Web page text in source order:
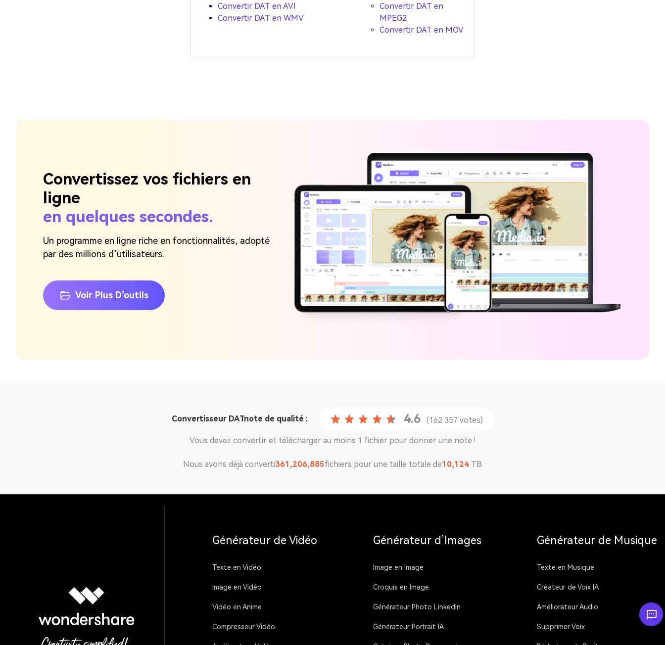
Convertir DAT en AVI
Convertir DAT en WMV
Convertir DAT en
MPEG2
Convertir DAT en MOV
Convertissez vos fichiers en
ligne
en quelques secondes.
Un programme en ligne riche en fonctionnalités, adopté
par des millions d’utilisateurs.
Voir Plus D’outils
Convertisseur DATnote de qualité : 4.6 (162 357 votes)
Vous devez convertir et télécharger au moins 1 fichier pour donner une note !
Nous avons déjà converti361,206,913fichiers pour une taille totale de10,124 TB
Générateur de Vidéo
Texte en Vidéo
Image en Vidéo
Vidéo en Anime
Compresseur Vidéo
Générateur d’Images
Image en Image
Croquis en Image
Générateur Photo LinkedIn
Générateur Portrait IA
Générateur de Musique
Texte en Musique
Créateur de Voix IA
Améliorateur Audio
Supprimer Voix